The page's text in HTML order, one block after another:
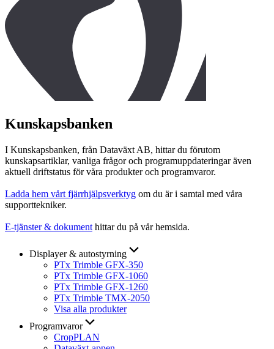
Kunskapsbanken
I Kunskapsbanken, från Dataväxt AB, hittar du förutom
kunskapsartiklar, vanliga frågor och programuppdateringar även
aktuell driftstatus för våra produkter och programvaror.
Ladda hem vårt fjärrhjälpsverktyg om du är i samtal med våra
supporttekniker.
E-tjänster & dokument hittar du på vår hemsida.
Displayer & autostyrning
PTx Trimble GFX-350
PTx Trimble GFX-1060
PTx Trimble GFX-1260
PTx Trimble TMX-2050
Visa alla produkter
Programvaror
CropPLAN